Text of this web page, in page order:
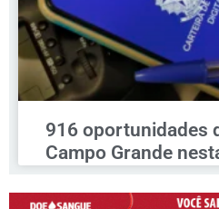
916 oportunidades
Campo Grande